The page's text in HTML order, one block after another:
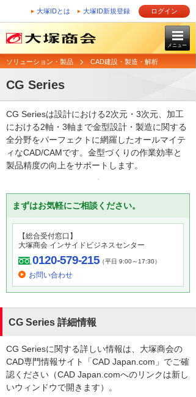
大塚IDとは 大塚ID新規登録 ログイン
メニュー
ソリューション・製品 CAD建設・製造・解析
CG Series
CG Seriesは設計における2次元・3次元、加工
における2軸・3軸まで金型設計・製造に関する
全分野をパーフェクトに網羅したオールマイテ
ィなCAD/CAMです。金型づくりの作業効率と
製品精度の向上をサポートします。
まずはお気軽にご相談ください。
【総合受付窓口】
大塚商会 インサイドビジネスセンター
0120-579-215（平日 9:00～17:30）
お問い合わせ
CG Series 詳細情報
CG Seriesに関する詳しい情報は、大塚商会の
CAD専門情報サイト「CAD Japan.com」でご確
認ください（CAD Japan.comへのリンクは新し
いウィンドウで開きます）。